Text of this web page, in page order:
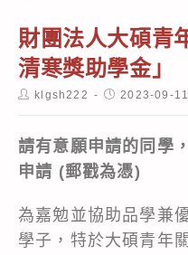
財團法人大碩青
清寒獎助學金」
Postklgsh222
Post2023-09-11
請有意願申請的同學
申請 (郵戳為憑)
為嘉勉並協助品學兼
學子，特於大碩青年